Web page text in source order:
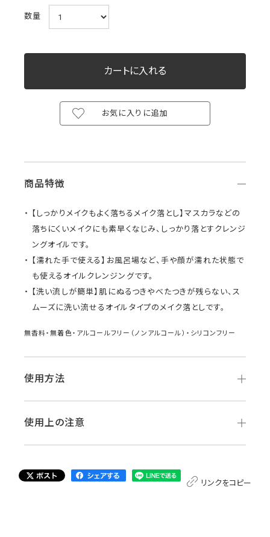
数量
お気に入りに追加
商品特徴
【しっかりメイクもよく落ちるメイク落とし】マスカラなどの
落ちにくいメイクにも素早くなじみ、しっかり落とすクレンジ
ングオイルです。
【濡れた手で使える】お風呂場など、手や顔が濡れた状態で
も使えるオイルクレンジングです。
【洗い流しが簡単】肌にぬるつきやべたつきが残らない、ス
ムーズに洗い流せるオイルタイプのメイク落としです。
無香料・無着色・アルコールフリー（ノンアルコール）・シリコンフリー
使用方法
使用上の注意
リンクをコピー